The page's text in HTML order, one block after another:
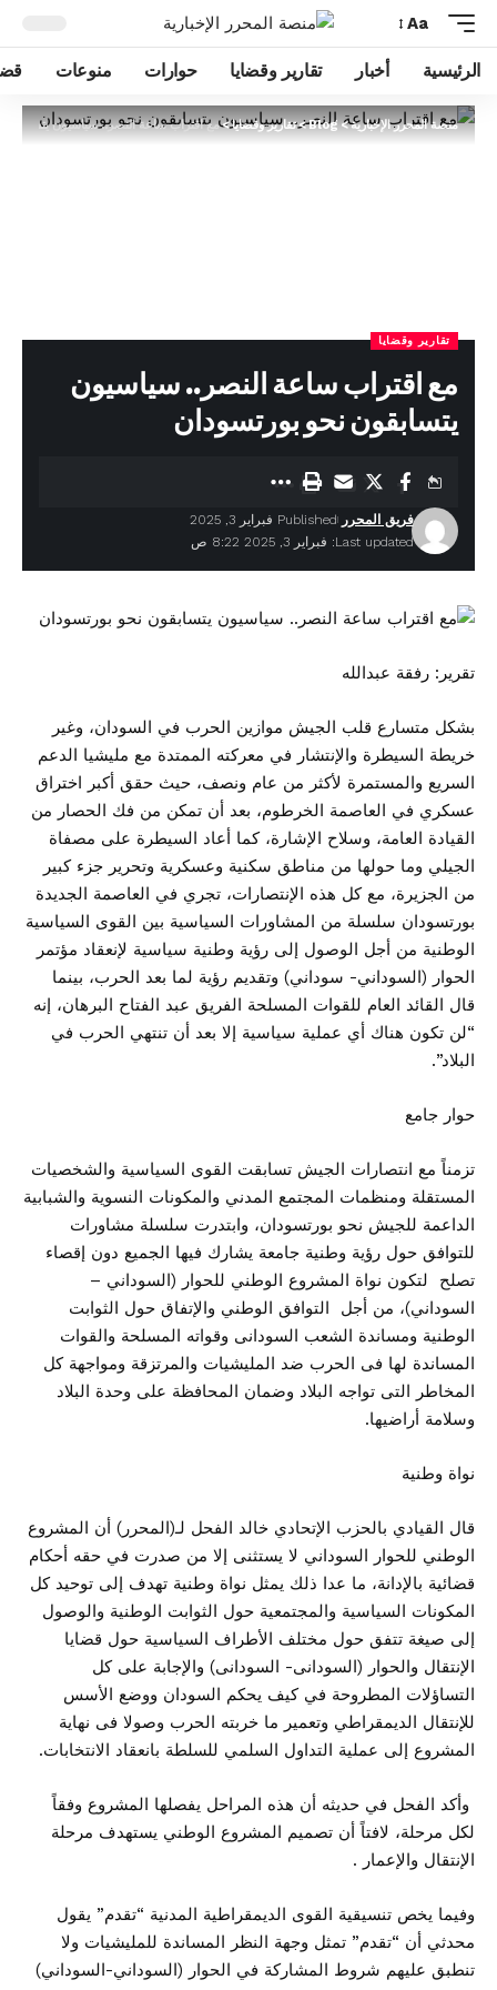
Aa
الرئيسية أخبار تقارير وقضايا حوارات منوعات
منصة المحرر الإخبارية>
Blog
>تقارير وقضايا>مع اقتراب ساعة النصر.. سياسيون
تقارير وقضايا
مع اقتراب ساعة النصر.. سياسيون
يتسابقون نحو بورتسودان
Last updated: فبراير 3, 2025 8:22 ص
فريق المحرر Published فبراير 3, 2025
تقرير: رفقة عبدالله
بشكل متسارع قلب الجيش موازين الحرب في السودان، وغير
خريطة السيطرة والإنتشار في معركته الممتدة مع مليشيا الدعم
السريع والمستمرة لأكثر من عام ونصف، حيث حقق أكبر اختراق
عسكري في العاصمة الخرطوم، بعد أن تمكن من فك الحصار من
القيادة العامة، وسلاح الإشارة، كما أعاد السيطرة على مصفاة
الجيلي وما حولها من مناطق سكنية وعسكرية وتحرير جزء كبير
من الجزيرة، مع كل هذه الإنتصارات، تجري في العاصمة الجديدة
بورتسودان سلسلة من المشاورات السياسية بين القوى السياسية
الوطنية من أجل الوصول إلى رؤية وطنية سياسية لإنعقاد مؤتمر
الحوار (السوداني- سوداني) وتقديم رؤية لما بعد الحرب، بينما
قال القائد العام للقوات المسلحة الفريق عبد الفتاح البرهان، إنه
“لن تكون هناك أي عملية سياسية إلا بعد أن تنتهي الحرب في
البلاد”.
حوار جامع
تزمناً مع انتصارات الجيش تسابقت القوى السياسية والشخصيات
المستقلة ومنظمات المجتمع المدني والمكونات النسوية والشبابية
الداعمة للجيش نحو بورتسودان، وابتدرت سلسلة مشاورات
للتوافق حول رؤية وطنية جامعة يشارك فيها الجميع دون إقصاء
تصلح لتكون نواة المشروع الوطني للحوار (السوداني –
السوداني)، من أجل التوافق الوطني والإتفاق حول الثوابت
الوطنية ومساندة الشعب السودانى وقواته المسلحة والقوات
المساندة لها فى الحرب ضد المليشيات والمرتزقة ومواجهة كل
المخاطر التى تواجه البلاد وضمان المحافظة على وحدة البلاد
وسلامة أراضيها.
نواة وطنية
قال القيادي بالحزب الإتحادي خالد الفحل لـ(المحرر) أن المشروع
الوطني للحوار السوداني لا يستثنى إلا من صدرت في حقه أحكام
قضائية بالإدانة، ما عدا ذلك يمثل نواة وطنية تهدف إلى توحيد كل
المكونات السياسية والمجتمعية حول الثوابت الوطنية والوصول
إلى صيغة تتفق حول مختلف الأطراف السياسية حول قضايا
الإنتقال والحوار (السودانى- السودانى) والإجابة على كل
التساؤلات المطروحة في كيف يحكم السودان ووضع الأسس
للإنتقال الديمقراطي وتعمير ما خربته الحرب وصولا فى نهاية
المشروع إلى عملية التداول السلمي للسلطة بانعقاد الانتخابات.
وأكد الفحل في حديثه أن هذه المراحل يفصلها المشروع وفقاً
لكل مرحلة، لافتاً أن تصميم المشروع الوطني يستهدف مرحلة
الإنتقال والإعمار .
وفيما يخص تنسيقية القوى الديمقراطية المدنية “تقدم” يقول
محدثي أن “تقدم” تمثل وجهة النظر المساندة للمليشيات ولا
تنطبق عليهم شروط المشاركة في الحوار (السوداني-السوداني)